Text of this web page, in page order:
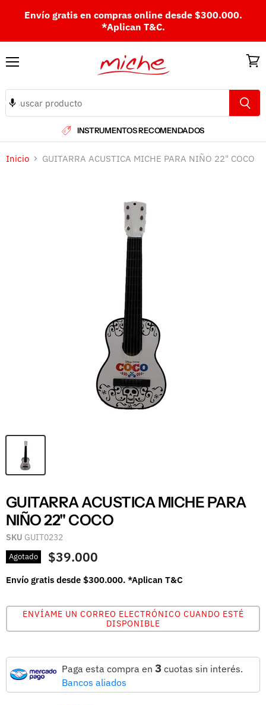
Envío gratis en compras online desde $300.000.
*Aplican T&C.
INSTRUMENTOS RECOMENDADOS
Inicio GUITARRA ACUSTICA MICHE PARA NIÑO 22" COCO
GUITARRA ACUSTICA MICHE PARA
NIÑO 22" COCO
SKU GUIT0232
Agotado $39.000
Envío gratis desde $300.000. *Aplican T&C
ENVÍAME UN CORREO ELECTRÓNICO CUANDO ESTÉ
DISPONIBLE
Paga esta compra en 3 cuotas sin interés.
Bancos aliados